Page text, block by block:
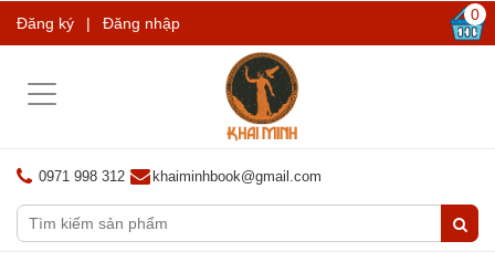
Đăng ký | Đăng nhập 0
Toggle
0971 998 312 khaiminhbook@gmail.com